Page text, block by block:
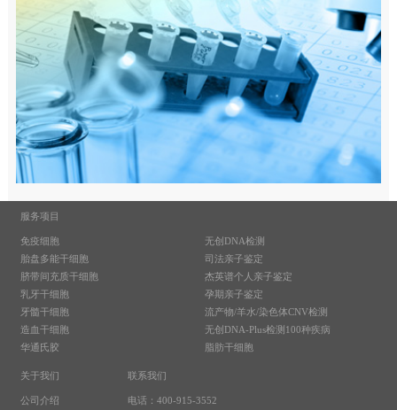
服务项目
免疫细胞
胎盘多能干细胞
脐带间充质干细胞
乳牙干细胞
牙髓干细胞
造血干细胞
华通氏胶
无创DNA检测
司法亲子鉴定
杰英谱个人亲子鉴定
孕期亲子鉴定
流产物/羊水/染色体CNV检测
无创DNA-Plus检测100种疾病
脂肪干细胞
关于我们
公司介绍
联系我们
电话：400-915-3552